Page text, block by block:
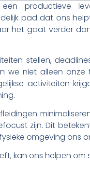
productieve
pad dat ons
het gaat verder
stellen,
we niet alleen
activiteiten
zijn. Dit
omgeving ons
kan ons helpen om